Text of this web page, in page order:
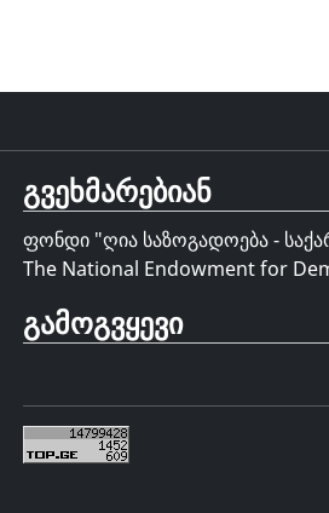
გვეხმარებიან
ფონდი "ღია საზოგადოება -
The National Endowment for
გამოგვყევი